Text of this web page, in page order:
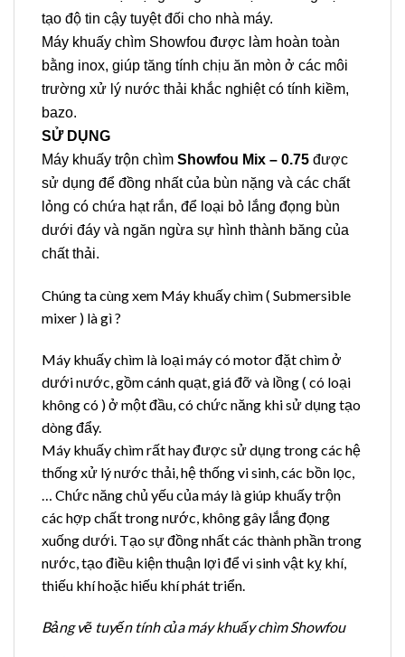
tạo độ tin cậy tuyệt đối cho nhà máy.
Máy khuấy chìm Showfou được làm hoàn toàn
bằng inox, giúp tăng tính chịu ăn mòn ở các môi
trường xử lý nước thải khắc nghiệt có tính kiềm,
bazo.
SỬ DỤNG
Máy khuấy trộn chìm Showfou Mix – 0.75 được
sử dụng để đồng nhất của bùn nặng và các chất
lỏng có chứa hạt rắn, để loại bỏ lắng đọng bùn
dưới đáy và ngăn ngừa sự hình thành băng của
chất thải.
Chúng ta cùng xem Máy khuấy chìm ( Submersible
mixer ) là gì ?
Máy khuấy chìm là loại máy có motor đặt chìm ở
dưới nước, gồm cánh quạt, giá đỡ và lồng ( có loại
không có ) ở một đầu, có chức năng khi sử dụng tạo
dòng đẩy.
Máy khuấy chìm rất hay được sử dụng trong các hệ
thống xử lý nước thải, hệ thống vi sinh, các bồn lọc,
… Chức năng chủ yếu của máy là giúp khuấy trộn
các hợp chất trong nước, không gây lắng đọng
xuống dưới. Tạo sự đồng nhất các thành phần trong
nước, tạo điều kiện thuận lợi để vi sinh vật kỵ khí,
thiếu khí hoặc hiếu khí phát triển.
Bảng vẽ tuyến tính của máy khuấy chìm Showfou